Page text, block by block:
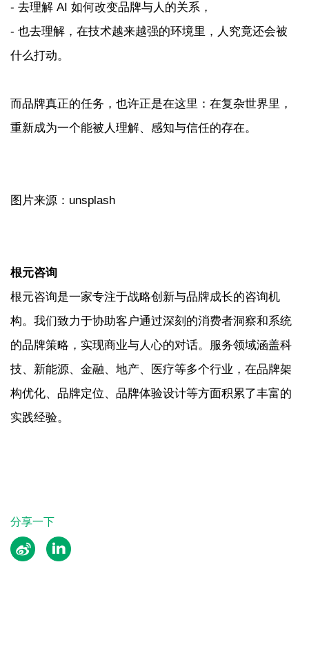
- 去理解 AI 如何改变品牌与人的关系，
- 也去理解，在技术越来越强的环境里，人究竟还会被
什么打动。
而品牌真正的任务，也许正是在这里：在复杂世界里，
重新成为一个能被人理解、感知与信任的存在。
图片来源：unsplash
根元咨询
根元咨询是一家专注于战略创新与品牌成长的咨询机
构。我们致力于协助客户通过深刻的消费者洞察和系统
的品牌策略，实现商业与人心的对话。服务领域涵盖科
技、新能源、金融、地产、医疗等多个行业，在品牌架
构优化、品牌定位、品牌体验设计等方面积累了丰富的
实践经验。
分享一下